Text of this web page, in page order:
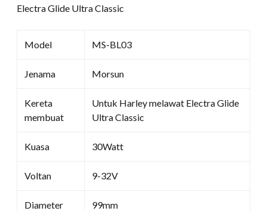
Electra Glide Ultra Classic
Model MS-BL03
Jenama Morsun
Kereta
membuat
Untuk Harley melawat Electra Glide
Ultra Classic
Kuasa 30Watt
Voltan 9-32V
Diameter 99mm